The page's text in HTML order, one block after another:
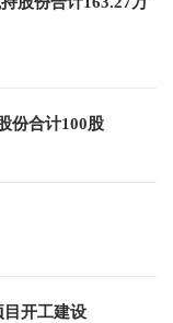
份合计100股
目开工建设